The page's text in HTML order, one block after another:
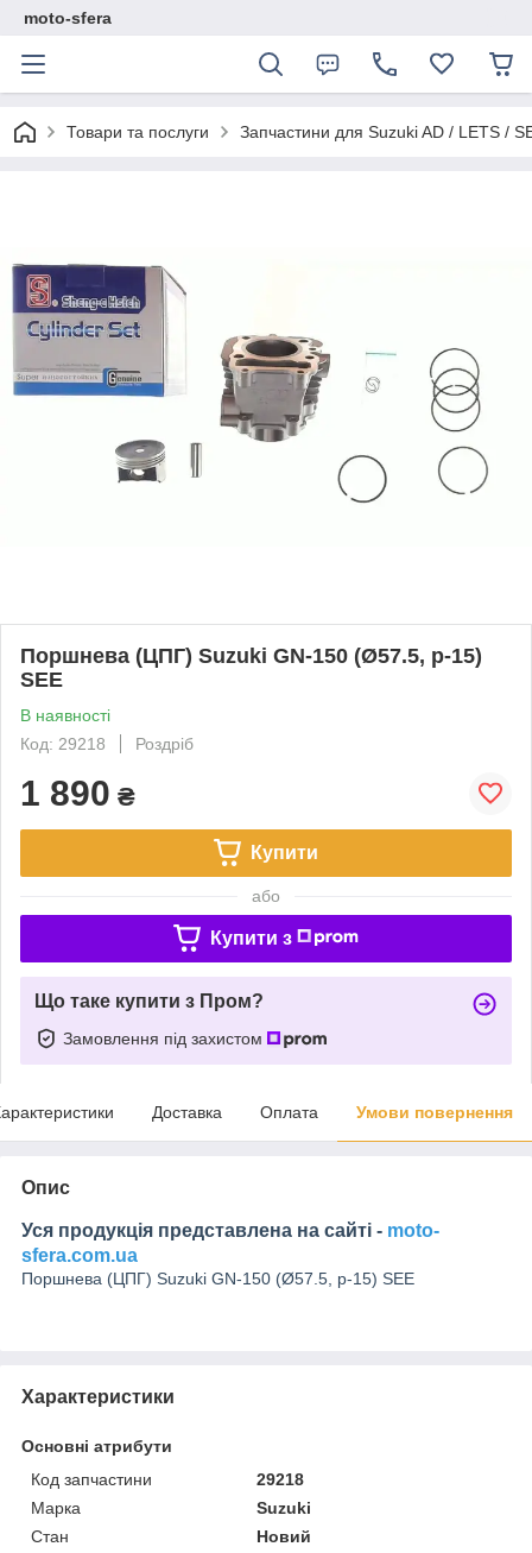
moto-sfera
Товари та послуги Запчастини для Suzuki AD / LETS /
Поршнева (ЦПГ) Suzuki GN-150 (Ø57.5, p-15)
SEE
В наявності
Код: 29218
Роздріб
1 890 ₴
Купити
або
Купити з
Що таке купити з Пром?
Замовлення під захистом
Доставка Оплата Умови повернення
Опис
Уся продукція представлена на сайті - moto-
sfera.com.ua
Поршнева (ЦПГ) Suzuki GN-150 (Ø57.5, p-15) SEE
Характеристики
Основні атрибути
Код запчастини
29218
Марка
Suzuki
Стан
Новий